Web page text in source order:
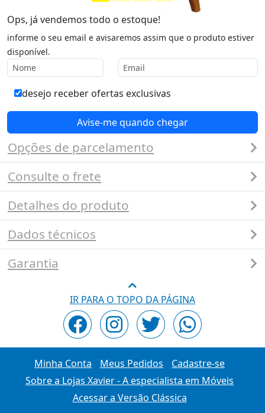
Ops, já vendemos todo o estoque!
informe o seu email e avisaremos assim que o produto estiver
disponível.
desejo receber ofertas exclusivas
Avise-me quando chegar
Opções de parcelamento
Consulte o frete
Detalhes do produto
Dados técnicos
Garantia
IR PARA O TOPO DA PÁGINA
Minha Conta Meus Pedidos
Cadastre-se
Sobre a Lojas Xavier - A especialista em Móveis
Acessar a Versão Clássica